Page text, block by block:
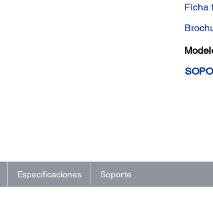
Ficha
Especificaciones Soporte